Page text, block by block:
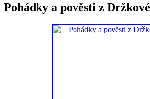
Pohádky a pověsti z Držkové